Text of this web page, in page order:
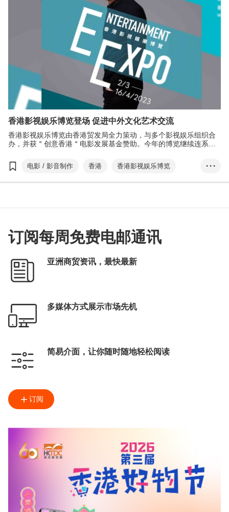
数字娱乐 方舜文
电影发展基金
香港影视娱乐博览登场 促进中外文化艺术交流
香港影视娱乐博览由香港贸发局全力策动，与多个影视娱乐组织合
办，并获＂创意香港＂电影发展基金赞助。今年的博览继续连系环
公众支持香港的影视娱乐业及参与博览各项活动。
电影 / 影音制作 香港
香港影视娱乐博览
Entertainment Exp...
香港国际影视展
HKFA
ifva独立短片及影像媒体节
亚洲影视娱乐论坛
数码娱乐论坛
电影
• • •
订阅每周免费电邮通讯
亚洲商贸资讯，最快最新
多媒体方式展示市场先机
简易介面，让你随时随地轻松阅读
订阅